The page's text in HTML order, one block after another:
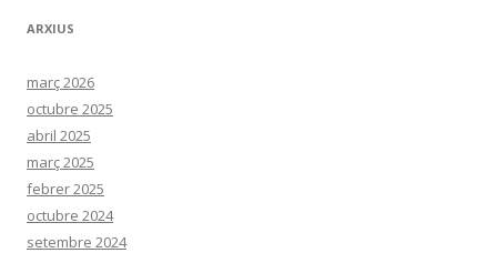
ARXIUS
març 2026
octubre 2025
abril 2025
març 2025
febrer 2025
octubre 2024
setembre 2024